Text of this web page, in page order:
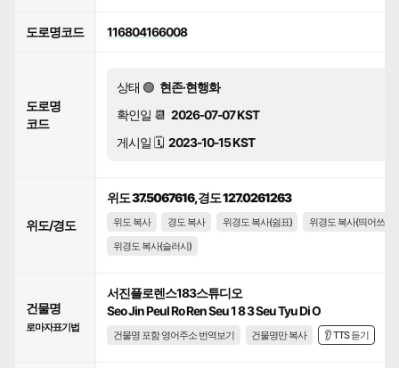
도로명코드 116804166008
도로명
코드
상태 🟢 현존·현행화
확인일 📆 2026-07-07 KST
게시일 🗓️ 2023-10-15 KST
위도/경도
위도 37.5067616, 경도 127.0261263
위도 복사 경도 복사 위경도 복사(쉼표)
위경도 복사(띄어쓰기)
위경도 복사(슬러시)
건물명
로마자표기법
서진플로렌스183스튜디오
Seo Jin Peul Ro Ren Seu 1 8 3 Seu Tyu Di O
건물명 포함 영어주소 번역보기 건물명만 복사 👂 TTS 듣기